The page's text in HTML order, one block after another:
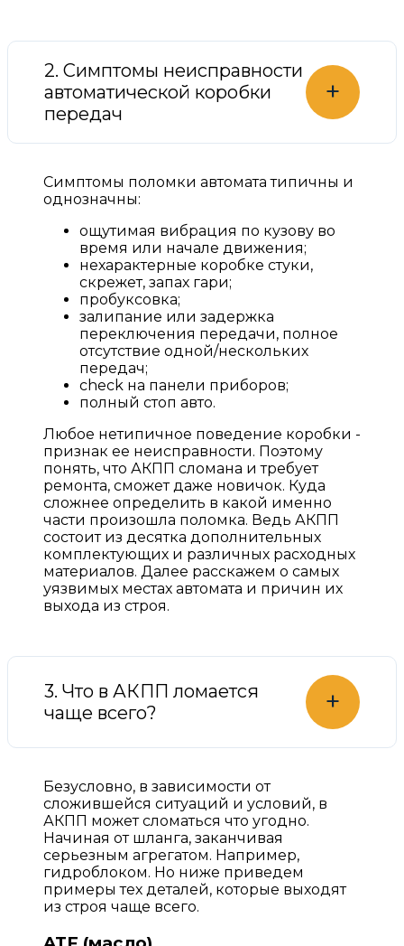
2. Симптомы неисправности
автоматической коробки
передач
+
Симптомы поломки автомата типичны и
однозначны:
ощутимая вибрация по кузову во
время или начале движения;
нехарактерные коробке стуки,
скрежет, запах гари;
пробуксовка;
залипание или задержка
переключения передачи, полное
отсутствие одной/нескольких
передач;
check на панели приборов;
полный стоп авто.
Любое нетипичное поведение коробки -
признак ее неисправности. Поэтому
понять, что АКПП сломана и требует
ремонта, сможет даже новичок. Куда
сложнее определить в какой именно
части произошла поломка. Ведь АКПП
состоит из десятка дополнительных
комплектующих и различных расходных
материалов. Далее расскажем о самых
уязвимых местах автомата и причин их
выхода из строя.
3. Что в АКПП ломается
чаще всего?
+
Безусловно, в зависимости от
сложившейся ситуаций и условий, в
АКПП может сломаться что угодно.
Начиная от шланга, заканчивая
серьезным агрегатом. Например,
гидроблоком. Но ниже приведем
примеры тех деталей, которые выходят
из строя чаще всего.